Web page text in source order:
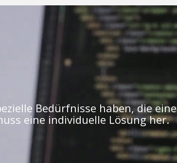
Bedürfnisse haben, die eine
eine individuelle Lösung her.